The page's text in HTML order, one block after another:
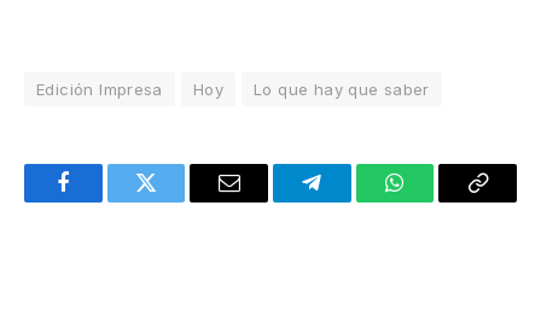
Edición Impresa Hoy Lo que hay que saber
FacebookTwitter Email TelegramWhatsAppCopy